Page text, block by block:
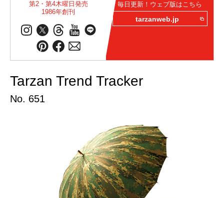
第2・第4木曜日発売
1986年創刊
毎日更新！ウェブ版はこちら
tarzanweb.jp
Tarzan Trend Tracker
No. 651